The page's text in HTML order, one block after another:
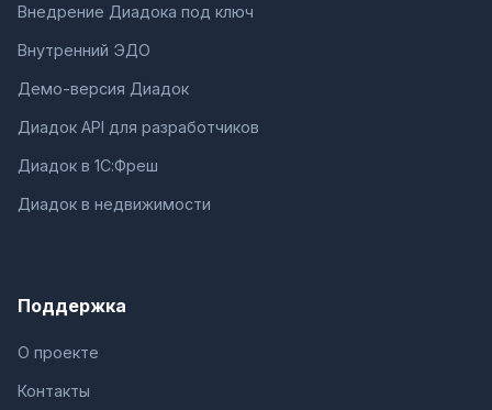
Внедрение Диадока под ключ
Внутренний ЭДО
Демо-версия Диадок
Диадок API для разработчиков
Диадок в 1С:Фреш
Диадок в недвижимости
Поддержка
О проекте
Контакты